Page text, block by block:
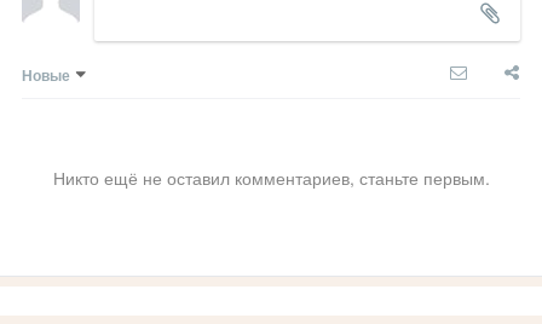
Новые
Никто ещё не оставил комментариев, станьте первым.